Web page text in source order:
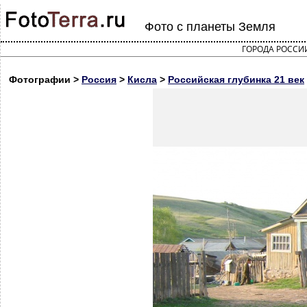
Фото с планеты Земля
ГОРОДА
Фотографии > Россия > Кисла > Российская глубинка 21 век